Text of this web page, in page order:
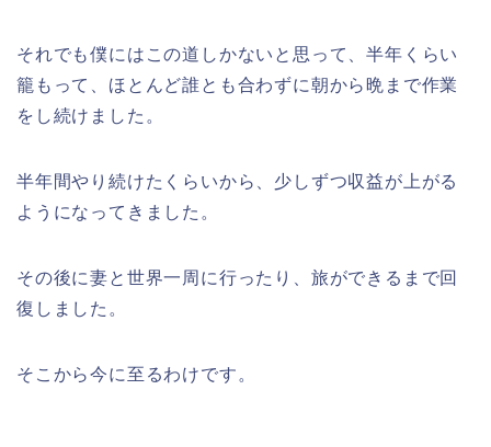
それでも僕にはこの道しかないと思って、半年くらい
籠もって、ほとんど誰とも合わずに朝から晩まで作業
をし続けました。
半年間やり続けたくらいから、少しずつ収益が上がる
ようになってきました。
その後に妻と世界一周に行ったり、旅ができるまで回
復しました。
そこから今に至るわけです。